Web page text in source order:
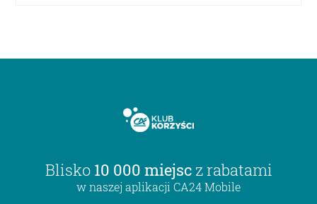
Blisko 10 000 miejsc z rabatami
w naszej aplikacji CA24 Mobile